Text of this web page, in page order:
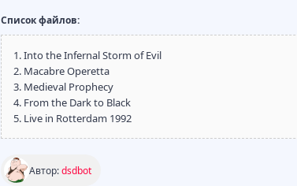
Список файлов:
1. Into the Infernal Storm of Evil
2. Macabre Operetta
3. Medieval Prophecy
4. From the Dark to Black
5. Live in Rotterdam 1992
Автор:dsdbot